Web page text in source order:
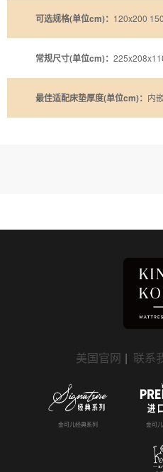
可选规格(单位cm)： 120x200
常规尺寸(单位cm)：
最佳适配床垫厚度(单位cm)： 内
美国官网 | 联系
金可儿经典系列 金可